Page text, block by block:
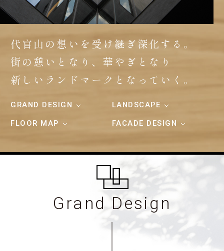
代官山の想いを受け継ぎ深化する。
街の憩いとなり、華やぎとなり
新しいランドマークとなっていく。
GRAND DESIGN LANDSCAPE
FLOOR MAP FACADE DESIGN
Grand Design